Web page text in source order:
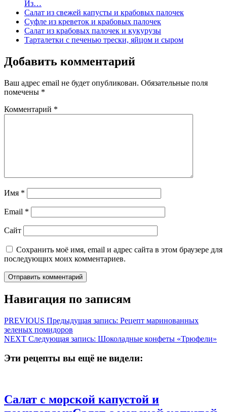
Из…
Салат из свежей капусты и крабовых палочек
Суфле из креветок и крабовых палочек
Салат из крабовых палочек и кукурузы
Тарталетки с печенью трески, яйцом и сыром
Добавить комментарий
Ваш адрес email не будет опубликован. Обязательные поля
помечены *
Комментарий *
Имя *
Email *
Сайт
Сохранить моё имя, email и адрес сайта в этом браузере для
последующих моих комментариев.
Навигация по записям
PREVIOUS Предыдущая запись: Рецепт маринованных
зеленых помидоров
NEXT Следующая запись: Шоколадные конфеты «Трюфели»
Эти рецепты вы ещё не видели:
Салат с морской капустой и